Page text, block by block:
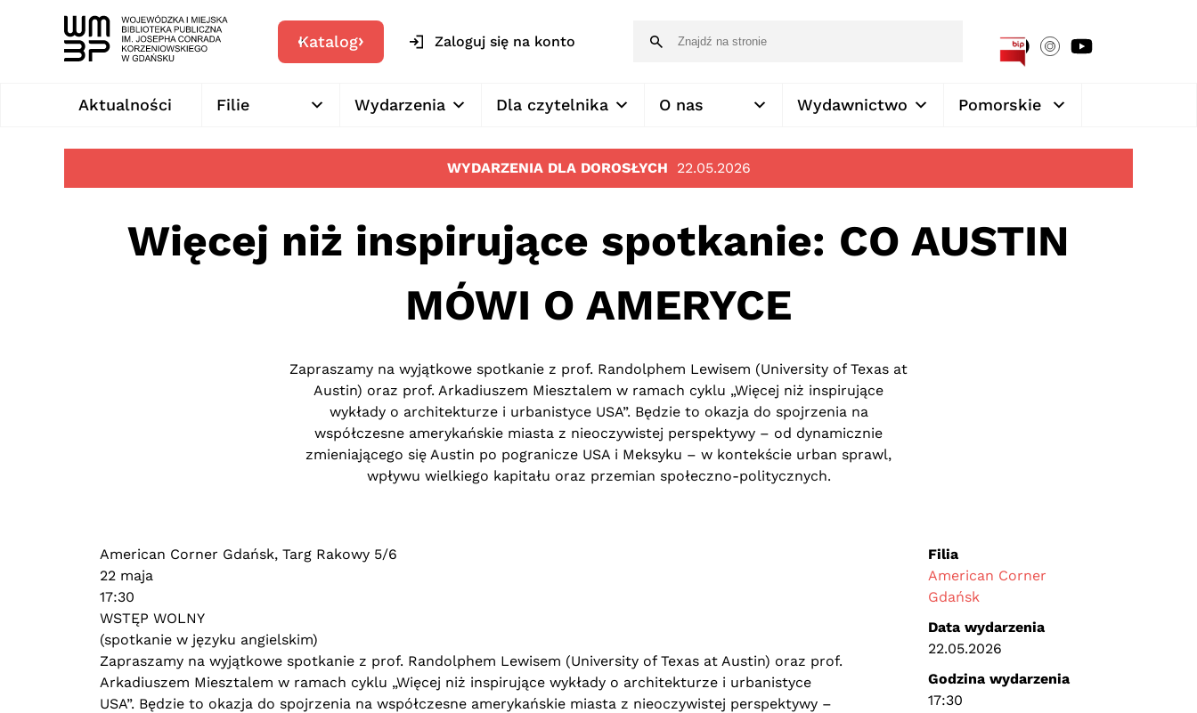
Katalog Zaloguj się na konto
Aktualności Filie Wydarzenia Dla czytelnika O nas Wydawnictwo Pomorskie
WYDARZENIA DLA DOROSŁYCH 22.05.2026
Więcej niż inspirujące spotkanie: CO AUSTIN
MÓWI O AMERYCE
Zapraszamy na wyjątkowe spotkanie z prof. Randolphem Lewisem (University of Texas at
Austin) oraz prof. Arkadiuszem Miesztalem w ramach cyklu „Więcej niż inspirujące
wykłady o architekturze i urbanistyce USA”. Będzie to okazja do spojrzenia na
współczesne amerykańskie miasta z nieoczywistej perspektywy – od dynamicznie
zmieniającego się Austin po pogranicze USA i Meksyku – w kontekście urban sprawl,
wpływu wielkiego kapitału oraz przemian społeczno-politycznych.
American Corner Gdańsk, Targ Rakowy 5/6
22 maja
17:30
WSTĘP WOLNY
(spotkanie w języku angielskim)
Zapraszamy na wyjątkowe spotkanie z prof. Randolphem Lewisem (University of Texas at Austin) oraz prof.
Arkadiuszem Miesztalem w ramach cyklu „Więcej niż inspirujące wykłady o architekturze i urbanistyce
USA”. Będzie to okazja do spojrzenia na współczesne amerykańskie miasta z nieoczywistej perspektywy –
Filia
American Corner
Gdańsk
Data wydarzenia
22.05.2026
Godzina wydarzenia
17:30